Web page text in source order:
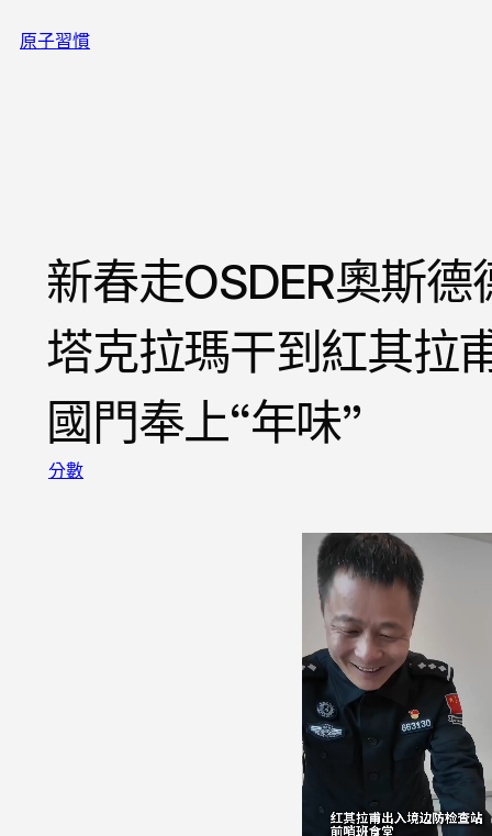
至原子習慣
新春走OSDER奧斯
塔克拉瑪干到紅其拉
國門奉上“年味”
分數